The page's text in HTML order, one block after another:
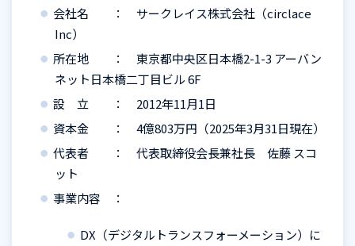
会社名 ： サークレイス株式会社（circlace
Inc）
所在地 ： 東京都中央区日本橋2-1-3 アーバン
ネット日本橋二丁目ビル 6F
設 立 ： 2012年11月1日
資本金 ： 4億803万円（2025年3月31日現在）
代表者 ： 代表取締役会長兼社長 佐藤 スコ
ット
事業内容 ：
DX（デジタルトランスフォーメーション）に